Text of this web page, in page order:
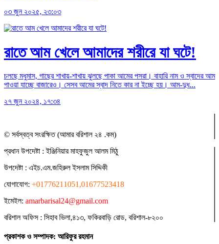
০৩ জুন ২০২৫, ২৩:০৩
রাতে আম খেলে আমাদের শরীরে যা ঘটে!
চলছে মধুমাস, গাছের শাখায়-শাখায় ঝুলছে পাকা আমের পসরা। বাহারি নাম ও স্বাদের আম
পাওয়া যাচ্ছে বাজারেও। সেসব আমের স্বাদ নিতে কার না ইচ্ছে হয়। আম-দুধ...
২৭ জুন ২০২৪, ১৭:৩৪
© সর্বস্বত্ব সংরক্ষিত (আমার বরিশাল ২৪ .কম)
প্রধান ‍উপদেষ্টা : ‍ইঞ্জিনিয়ার মাহফুজুল আলম মিঠু
উপদেষ্টা : এইচ.এম.জহিরুল ইসলাম সিদ্দিকী
যোগাযোগ: +01776211051,01677523418
ইমেইল: amarbarisal24@gmail.com
বরিশাল অফিস : সিহাব ভিলা,৪১৩, ফকিরবাড়ি রোড, বরিশাল-৮২০০
প্রকাশক ও সম্পাদক: আরিফুর রহমান